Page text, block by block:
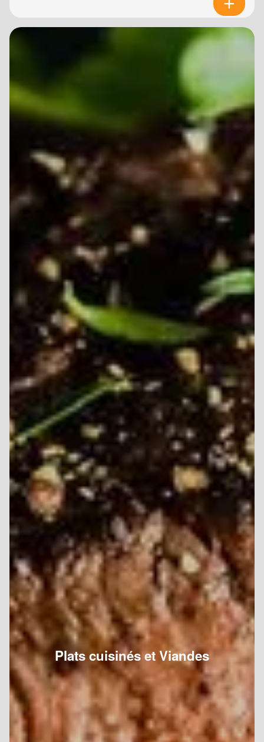
Plats cuisinés et Viandes